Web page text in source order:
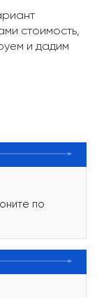
стоимость,
и дадим
по